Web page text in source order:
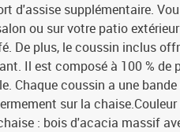
d'assise supplémentaire.
ou sur votre patio
De plus, le coussin inclus
Il est composé à 100 % de
Chaque coussin a une
sur la
: bois d'acacia massif